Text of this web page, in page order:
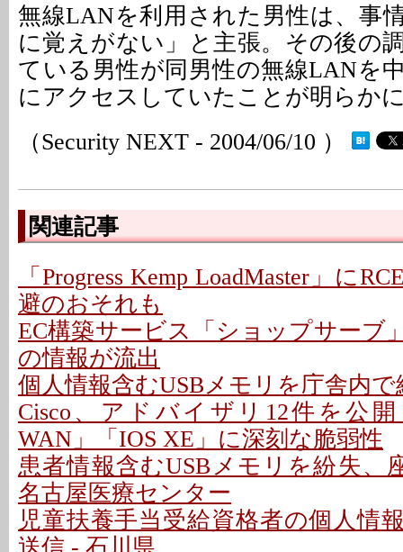
無線LANを利用された男性は、事
に覚えがない」と主張。その後の
ている男性が同男性の無線LANを
にアクセスしていたことが明らか
（Security NEXT - 2004/06/10 ）
関連記事
「Progress Kemp LoadMaster」に
避のおそれも
EC構築サービス「ショップサーブ
の情報が流出
個人情報含むUSBメモリを庁舎内で
Cisco、アドバイザリ12件を公開
WAN」「IOS XE」に深刻な脆弱性
患者情報含むUSBメモリを紛失、
名古屋医療センター
児童扶養手当受給資格者の個人情
送信 - 石川県